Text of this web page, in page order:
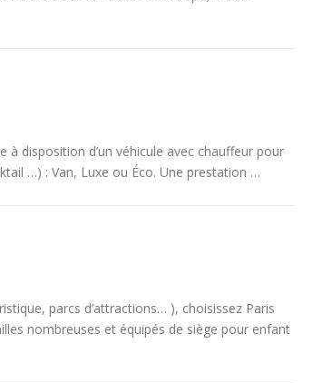
disposition d’un véhicule avec chauffeur pour
…) : Van, Luxe ou Éco. Une prestation …
parcs d’attractions… ), choisissez Paris
nombreuses et équipés de siège pour enfant